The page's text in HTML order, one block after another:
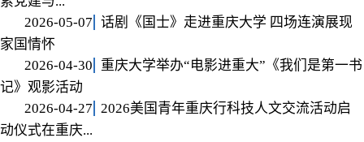
2026-05-07
话剧《国士》走进重庆大学 四场连演展现
家国情怀
2026-04-30
重庆大学举办“电影进重大”《我们是第一书
记》观影活动
2026-04-27
2026美国青年重庆行科技人文交流活动启
动仪式在重庆...